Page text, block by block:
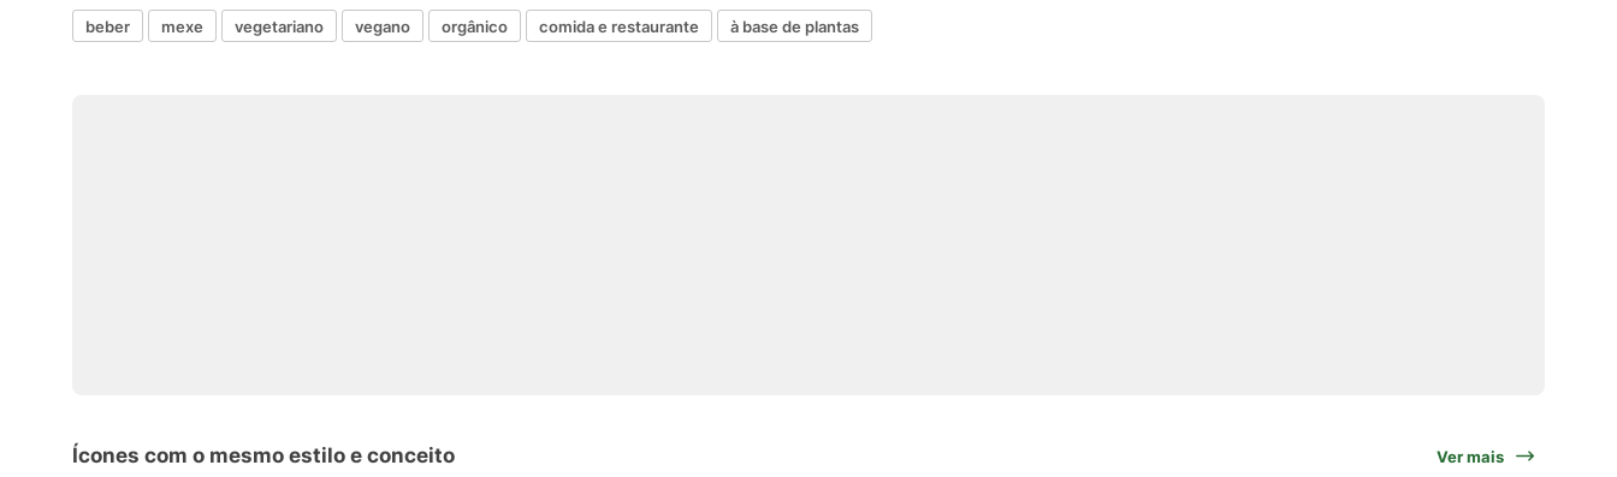
beber mexe vegetariano vegano orgânico comida e restaurante à base de plantas
Ícones com o mesmo estilo e conceito Ver mais